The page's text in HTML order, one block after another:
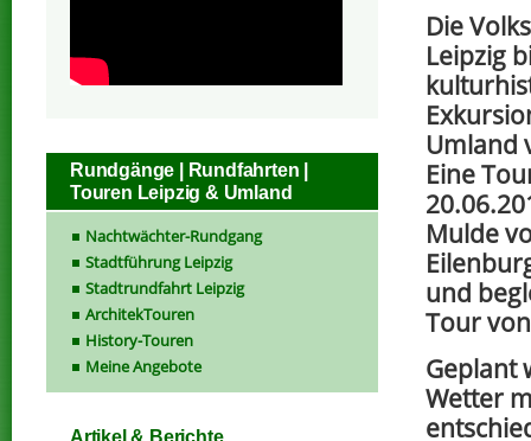
Die
Leipzig
Umland
Eine
Mulde
und
Tour
Geplant
Wetter
Rundgänge | Rundfahrten |
Touren Leipzig & Umland
Nachtwächter-Rundgang
Stadtführung Leipzig
Stadtrundfahrt Leipzig
ArchitekTouren
History-Touren
Meine Angebote